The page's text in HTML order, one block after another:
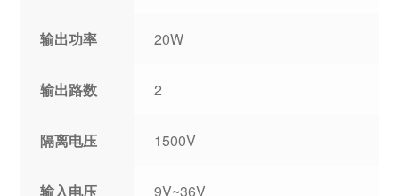
输出功率 20W
输出路数 2
隔离电压 1500V
输入电压 9V~36V